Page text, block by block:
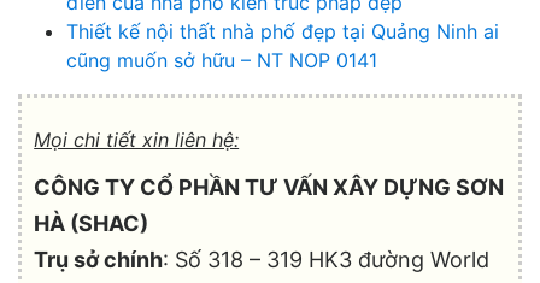
Thiết kế nội thất nhà phố đẹp tại Quảng Ninh ai
cũng muốn sở hữu – NT NOP 0141
Mọi chi tiết xin liên hệ:
CÔNG TY CỔ PHẦN TƯ VẤN XÂY DỰNG SƠN
HÀ (SHAC)
Trụ sở chính: Số 318 – 319 HK3 đường World